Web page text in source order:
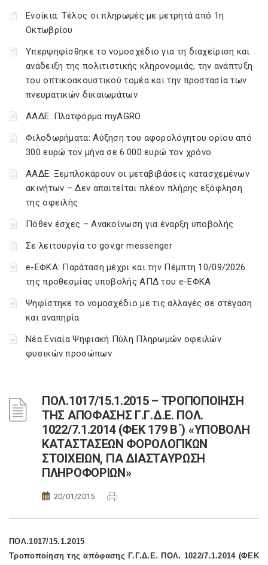
Ενοίκια: Τέλος οι πληρωμές με μετρητά από 1η
Οκτωβρίου
Υπερψηφίσθηκε το νομοσχέδιο για τη διαχείριση και
ανάδειξη της πολιτιστικής κληρονομιάς, την ανάπτυξη
του οπτικοακουστικού τομέα και την προστασία των
πνευματικών δικαιωμάτων
ΑΑΔΕ: Πλατφόρμα myAGRO
Φιλοδωρήματα: Αύξηση του αφορολόγητου ορίου από
300 ευρώ τον μήνα σε 6.000 ευρώ τον χρόνο
ΑΑΔΕ: Ξεμπλοκάρουν οι μεταβιβάσεις κατασχεμένων
ακινήτων – Δεν απαιτείται πλέον πλήρης εξόφληση
της οφειλής
Πόθεν έσχες – Ανακοίνωση για έναρξη υποβολής
Σε λειτουργία το gov.gr messenger
e-ΕΦΚΑ: Παράταση μέχρι και την Πέμπτη 10/09/2026
της προθεσμίας υποβολής ΑΠΔ του e-ΕΦΚΑ
Ψηφίστηκε το νομοσχέδιο με τις αλλαγές σε στέγαση
και αναπηρία
Νέα Ενιαία Ψηφιακή Πύλη Πληρωμών οφειλών
φυσικών προσώπων
ΠΟΛ.1017/15.1.2015 – ΤΡΟΠΟΠΟΙΗΣΗ
ΤΗΣ ΑΠΟΦΑΣΗΣ Γ.Γ.Δ.Ε. ΠΟΛ.
1022/7.1.2014 (ΦΕΚ 179 Β΄) «ΥΠΟΒΟΛΗ
ΚΑΤΑΣΤΑΣΕΩΝ ΦΟΡΟΛΟΓΙΚΩΝ
ΣΤΟΙΧΕΙΩΝ, ΓΙΑ ΔΙΑΣΤΑΥΡΩΣΗ
ΠΛΗΡΟΦΟΡΙΩΝ»
20/01/2015
ΠΟΛ.1017/15.1.2015
Τροποποίηση της απόφασης Γ.Γ.Δ.Ε. ΠΟΛ. 1022/7.1.2014 (ΦΕΚ